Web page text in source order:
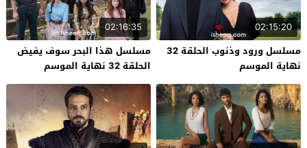
02:15:20
مسلسل ورود وذنوب الحلقة 32
نهاية الموسم
02:16:35
مسلسل هذا البحر سوف يفيض
الحلقة 32 نهاية الموسم